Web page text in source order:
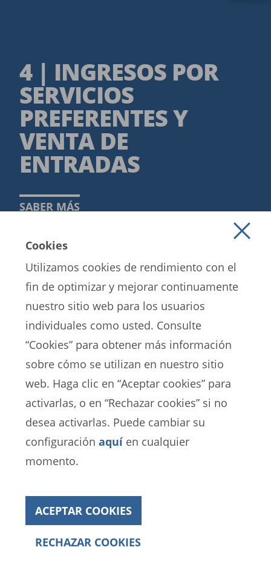
4 | INGRESOS POR
SERVICIOS
PREFERENTES Y
VENTA DE
ENTRADAS
SABER MÁS
EN ES FR
Términos de Servicio
Contacto con la FIFA
Cookies
Cookies
Utilizamos cookies de rendimiento con el
fin de optimizar y mejorar continuamente
nuestro sitio web para los usuarios
individuales como usted. Consulte
“Cookies” para obtener más información
sobre cómo se utilizan en nuestro sitio
web. Haga clic en “Aceptar cookies” para
activarlas, o en “Rechazar cookies” si no
desea activarlas. Puede cambiar su
configuración aquí en cualquier
momento.
ACEPTAR COOKIES
RECHAZAR COOKIES